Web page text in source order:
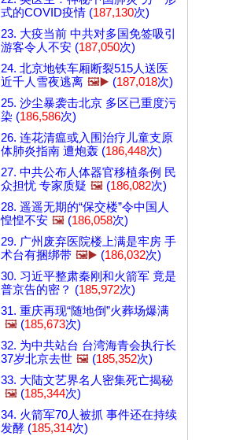
式的COVID疫情 (187,130次)
23. 大疫当前 中共对多国免签吸引
游客令人不安 (187,050次)
24. 北京地铁车厢断裂515人送医
近千人雪夜逃离 🖼️▶️ (187,018次)
25. 沙尘暴袭击北京 多区已重度污
染 (186,586次)
26. 连花清瘟或入围治疗儿童支原
体肺炎指南 遭炮轰 (186,448次)
27. 中共公布人体器官移植条例 民
众担忧 专家质疑 🖼️ (186,082次)
28. 遥遥无期的“保交楼”令中国人
惶惶不安 🖼️ (186,058次)
29. 广州废弃医院楼上满是牢房 手
术台有捆绑带 🖼️▶️ (186,032次)
30. 习近平整肃秦刚和火箭军 竟是
普京告的密？ (185,972次)
31. 重庆再现“随地倒”火葬场爆满
🖼️ (185,673次)
32. 为中共站台 台湾海青会执行长
37岁北京去世 🖼️ (185,352次)
33. 大陆文艺界名人密集死亡揭秘
🖼️ (185,344次)
34. 火箭军70人被抓 事件还在持续
发酵 (185,314次)